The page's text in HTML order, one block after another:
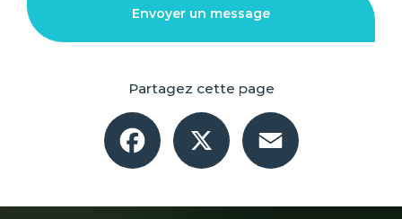
Envoyer un message
Partagez cette page
Facebook